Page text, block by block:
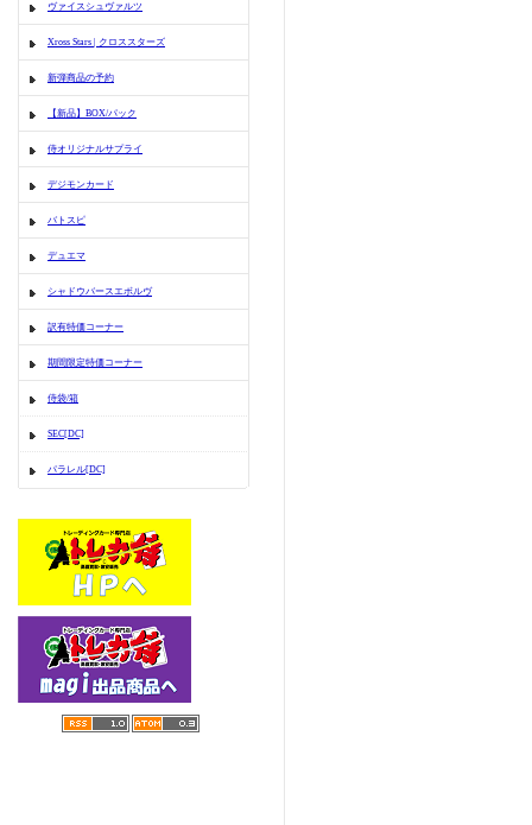
ヴァイスシュヴァルツ
Xross Stars | クロススターズ
新弾商品の予約
【新品】BOX/パック
侍オリジナルサプライ
デジモンカード
バトスピ
デュエマ
シャドウバースエボルヴ
訳有特価コーナー
期間限定特価コーナー
侍袋/箱
SEC[DC]
パラレル[DC]